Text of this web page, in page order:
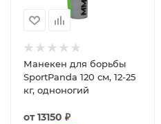
Манекен для борьбы
SportPanda 120 см, 12-25
кг, одноногий
от13150 ₽